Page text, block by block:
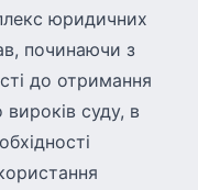
юридичних
починаючи з
до отримання
суду, в